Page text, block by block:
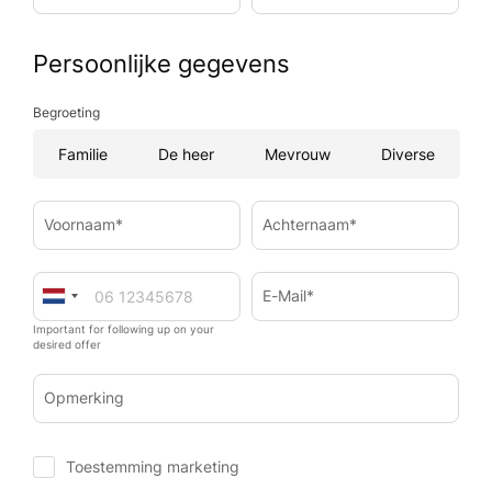
Persoonlijke gegevens
Begroeting
Familie De heer Mevrouw Diverse
Voornaam* Achternaam*
Important for following up on your
desired offer
E-Mail*
Opmerking
Toestemming marketing